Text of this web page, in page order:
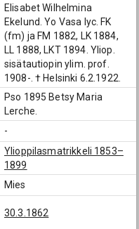
Elisabet Wilhelmina
Ekelund. Yo Vasa lyc. FK
(fm) ja FM 1882, LK 1884,
LL 1888, LKT 1894. Yliop.
sisätautiopin ylim. prof.
1908-. † Helsinki 6.2.1922.
Pso 1895 Betsy Maria
Lerche.
-
Ylioppilasmatrikkeli 1853–
1899
Mies
30.3.1862